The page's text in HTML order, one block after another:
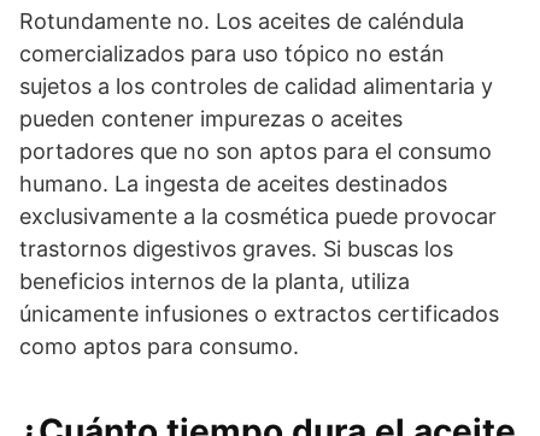
Rotundamente no. Los aceites de caléndula
comercializados para uso tópico no están
sujetos a los controles de calidad alimentaria y
pueden contener impurezas o aceites
portadores que no son aptos para el consumo
humano. La ingesta de aceites destinados
exclusivamente a la cosmética puede provocar
trastornos digestivos graves. Si buscas los
beneficios internos de la planta, utiliza
únicamente infusiones o extractos certificados
como aptos para consumo.